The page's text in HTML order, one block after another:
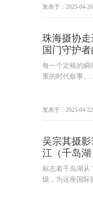
发表于：2025-04-
珠海摄协
国门守护
每一个定格的瞬
重的时代叙事。
发表于：2025-04-
吴宗其摄
江（千岛
标志着千岛湖从
级，为这座国际